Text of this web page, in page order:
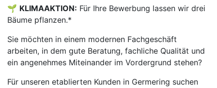
🌱 KLIMAAKTION: Für Ihre Bewerbung lassen wir drei
Bäume pflanzen.*
Sie möchten in einem modernen Fachgeschäft
arbeiten, in dem gute Beratung, fachliche Qualität und
ein angenehmes Miteinander im Vordergrund stehen?
Für unseren etablierten Kunden in Germering suchen